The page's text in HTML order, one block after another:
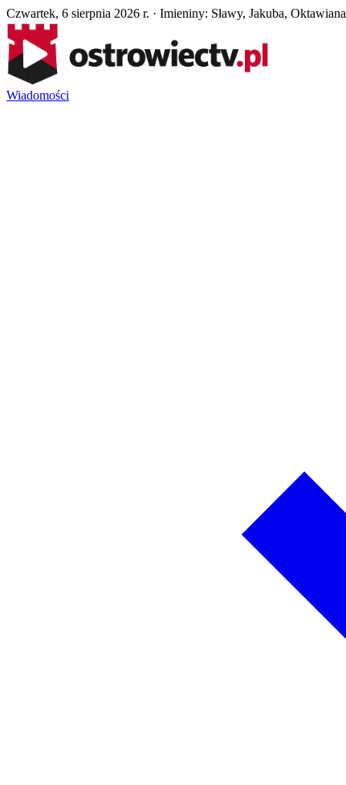
Czwartek, 6 sierpnia 2026 r. · Imieniny: Sławy, Jakuba, Oktawiana
Wiadomości